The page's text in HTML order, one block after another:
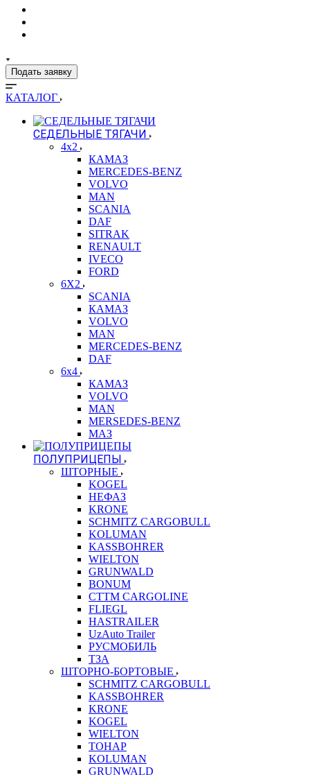
Подать заявку
КАТАЛОГ
СЕДЕЛЬНЫЕ ТЯГАЧИ
4x2
КАМАЗ
MERCEDES-BENZ
VOLVO
MAN
SCANIA
DAF
SITRAK
RENAULT
IVECO
FORD
6X2
SCANIA
КАМАЗ
VOLVO
MAN
MERCEDES-BENZ
DAF
6x4
КАМАЗ
VOLVO
MAN
MERSEDES-BENZ
МАЗ
ПОЛУПРИЦЕПЫ
ШТОРНЫЕ
KOGEL
НЕФАЗ
KRONE
SCHMITZ CARGOBULL
KOLUMAN
KASSBOHRER
WIELTON
GRUNWALD
BONUM
CTTM CARGOLINE
FLIEGL
HASTRAILER
UzAuto Trailer
РУСМОБИЛЬ
ТЗА
ШТОРНО-БОРТОВЫЕ
SCHMITZ CARGOBULL
KASSBOHRER
KRONE
KOGEL
WIELTON
ТОНАР
KOLUMAN
GRUNWALD